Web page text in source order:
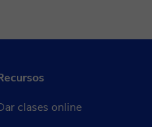
clases online